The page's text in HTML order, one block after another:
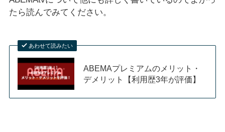
たら読んでみてください。
あわせて読みたい
ABEMAプレミアムのメリット・
デメリット【利用歴3年が評価】